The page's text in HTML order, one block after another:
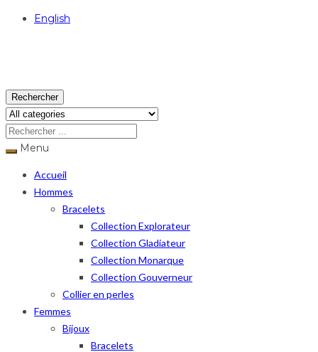
English
Rechercher
Menu
Accueil
Hommes
Bracelets
Collection Explorateur
Collection Gladiateur
Collection Monarque
Collection Gouverneur
Collier en perles
Femmes
Bijoux
Bracelets